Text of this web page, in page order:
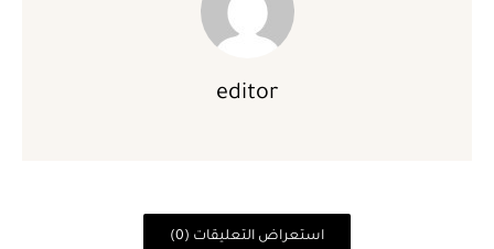
editor
استعراض التعليقات (0)